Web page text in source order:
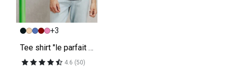
+3
Tee shirt "le parfait by JULES"
4.6 (50)